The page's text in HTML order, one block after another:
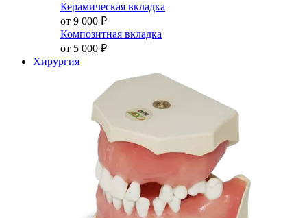
Керамическая вкладка
от 9 000 ₽
Композитная вкладка
от 5 000 ₽
Хирургия